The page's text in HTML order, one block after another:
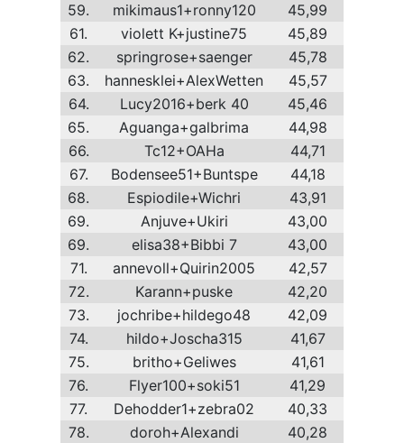
59.
mikimaus1+ronny120
45,99
61.
violett K+justine75
45,89
62.
springrose+saenger
45,78
63.
hannesklei+AlexWetten
45,57
64.
Lucy2016+berk 40
45,46
65.
Aguanga+galbrima
44,98
66.
Tc12+OAHa
44,71
67.
Bodensee51+Buntspe
44,18
68.
Espiodile+Wichri
43,91
69.
Anjuve+Ukiri
43,00
69.
elisa38+Bibbi 7
43,00
71.
annevoll+Quirin2005
42,57
72.
Karann+puske
42,20
73.
jochribe+hildego48
42,09
74.
hildo+Joscha315
41,67
75.
britho+Geliwes
41,61
76.
Flyer100+soki51
41,29
77.
Dehodder1+zebra02
40,33
78.
doroh+Alexandi
40,28